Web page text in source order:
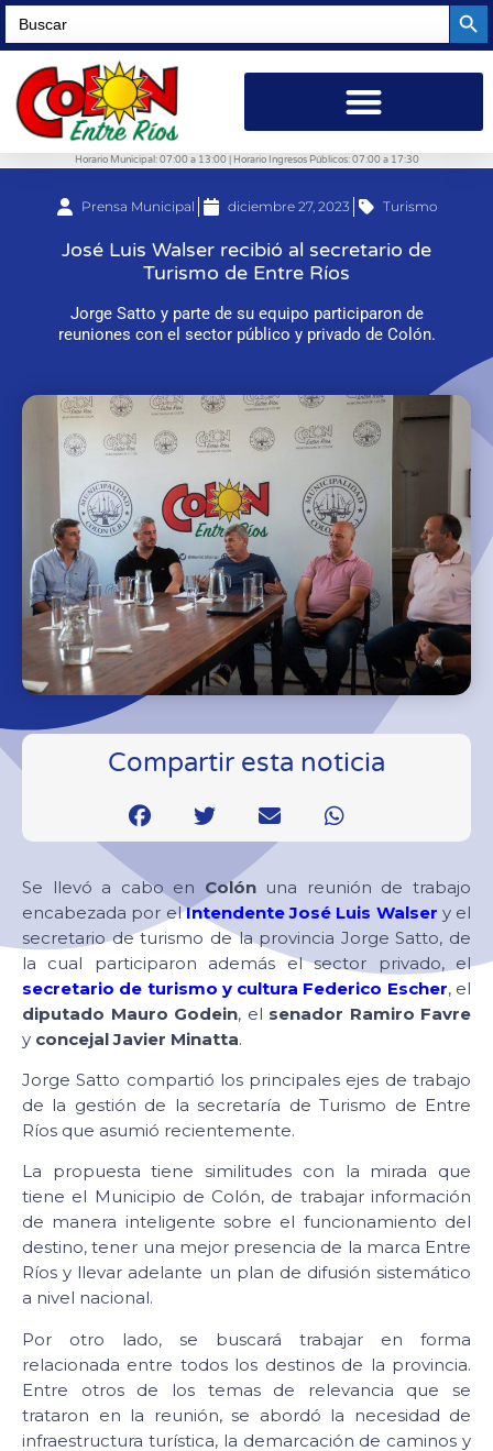
Search
for:
Horario Municipal: 07:00 a 13:00 | Horario Ingresos Públicos: 07:00 a 17:30
Prensa Municipal diciembre 27, 2023 Turismo
José Luis Walser recibió al secretario de
Turismo de Entre Ríos
Jorge Satto y parte de su equipo participaron de
reuniones con el sector público y privado de Colón.
Compartir esta noticia
Se llevó a cabo en Colón una reunión de trabajo
encabezada por elIntendente José Luis Walser y el
secretario de turismo de la provincia Jorge Satto, de
la cual participaron además el sector privado, el
secretario de turismo y cultura Federico Escher, el
diputado Mauro Godein, el senador Ramiro Favre
y concejal Javier Minatta.
Jorge Satto compartió los principales ejes de trabajo
de la gestión de la secretaría de Turismo de Entre
Ríos que asumió recientemente.
La propuesta tiene similitudes con la mirada que
tiene el Municipio de Colón, de trabajar información
de manera inteligente sobre el funcionamiento del
destino, tener una mejor presencia de la marca Entre
Ríos y llevar adelante un plan de difusión sistemático
a nivel nacional.
Por otro lado, se buscará trabajar en forma
relacionada entre todos los destinos de la provincia.
Entre otros de los temas de relevancia que se
trataron en la reunión, se abordó la necesidad de
infraestructura turística, la demarcación de caminos y